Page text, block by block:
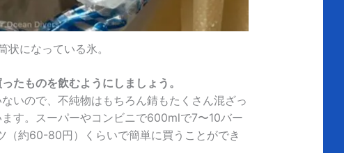
状になっている氷。
たものを飲むようにしましょう。
いので、不純物はもちろん錆もたくさん混ざっ
す。スーパーやコンビニで600mlで7〜10バー
約60-80円）くらいで簡単に買うことができ